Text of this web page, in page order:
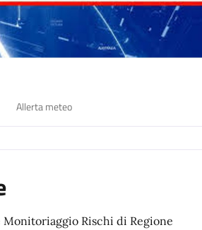
Allerta meteo
Rischi di Regione